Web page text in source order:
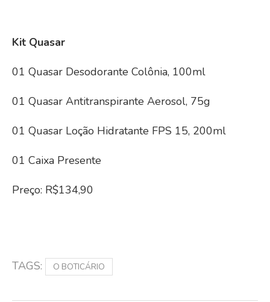
Kit Quasar
01 Quasar Desodorante Colônia, 100ml
01 Quasar Antitranspirante Aerosol, 75g
01 Quasar Loção Hidratante FPS 15, 200ml
01 Caixa Presente
Preço: R$134,90
O BOTICÁRIO